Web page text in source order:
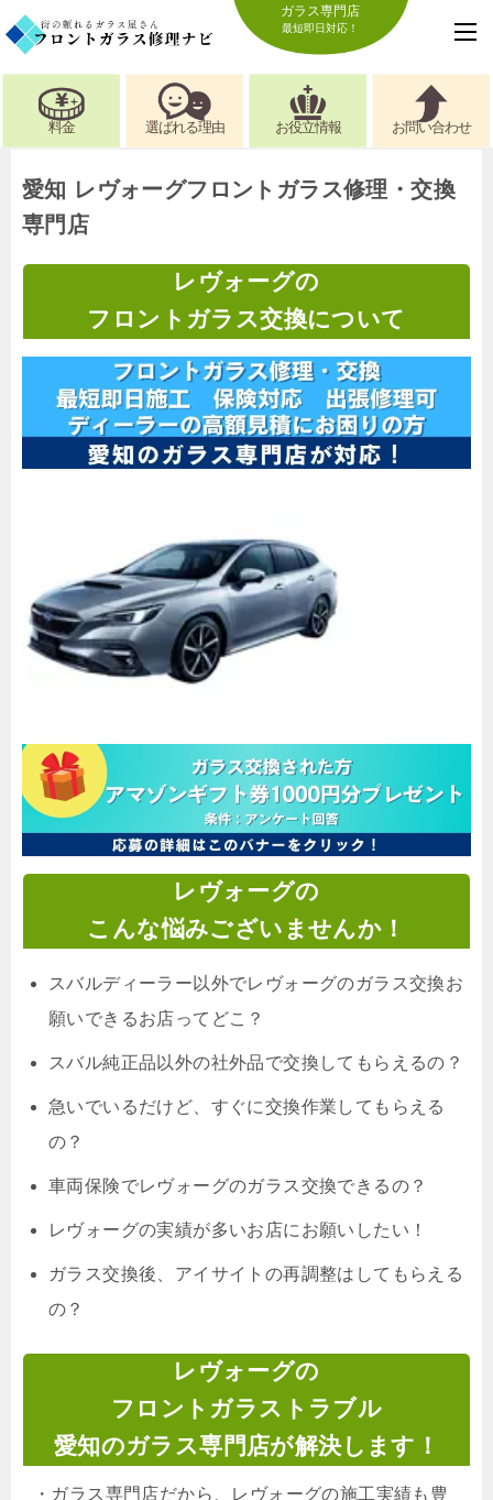
ガラス専門店
最短即日対応！
料金 選ばれる理由 お役立情報 お問い合わせ
愛知 レヴォーグフロントガラス修理・交換
専門店
レヴォーグの
フロントガラス交換について
レヴォーグの
こんな悩みございませんか！
スバルディーラー以外でレヴォーグのガラス交換お
願いできるお店ってどこ？
スバル純正品以外の社外品で交換してもらえるの？
急いでいるだけど、すぐに交換作業してもらえる
の ？
車両保険でレヴォーグのガラス交換できるの？
レヴォーグの実績が多いお店にお願いしたい！
ガラス交換後、アイサイトの再調整はしてもらえる
の？
レヴォーグの
フロントガラストラブル
愛知のガラス専門店が解決します！
・ ガラス専門店だから、レヴォーグの施工実績も豊